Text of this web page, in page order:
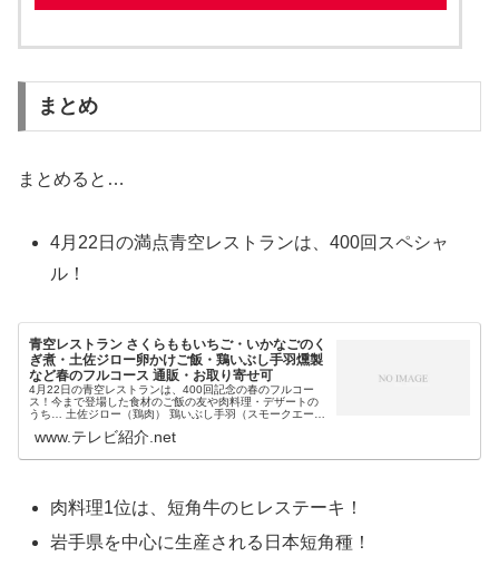
まとめ
まとめると…
4月22日の満点青空レストランは、400回スペシャ
ル！
青空レストラン さくらももいちご・いかなごのく
ぎ煮・土佐ジロー卵かけご飯・鶏いぶし手羽燻製
など春のフルコース 通販・お取り寄せ可
4月22日の青空レストランは、400回記念の春のフルコー
ス！今まで登場した食材のご飯の友や肉料理・デザートの
うち… 土佐ジロー（鶏肉） 鶏いぶし手羽（スモークエー
取り寄せにもなります。青...
www.テレビ紹介.net
肉料理1位は、短角牛のヒレステーキ！
岩手県を中心に生産される日本短角種！